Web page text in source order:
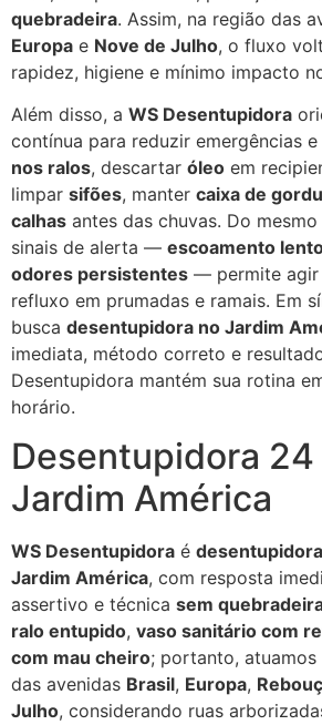
quebradeira. Assim, na região das
Europa e Nove de Julho, o fluxo
rapidez, higiene e mínimo impacto
Além disso, a WS Desentupidora
contínua para reduzir emergências
nos ralos, descartar óleo em
limpar sifões, manter caixa de
calhas antes das chuvas. Do
sinais de alerta — escoamento
odores persistentes — permite agir
refluxo em prumadas e ramais. Em
busca desentupidora no Jardim
imediata, método correto e
Desentupidora mantém sua rotina
horário.
Desentupidora 24
Jardim América
WS Desentupidora é
Jardim América, com resposta
assertivo e técnica sem
ralo entupido, vaso sanitário com
com mau cheiro; portanto, atuamos
das avenidas Brasil, Europa,
Julho, considerando ruas